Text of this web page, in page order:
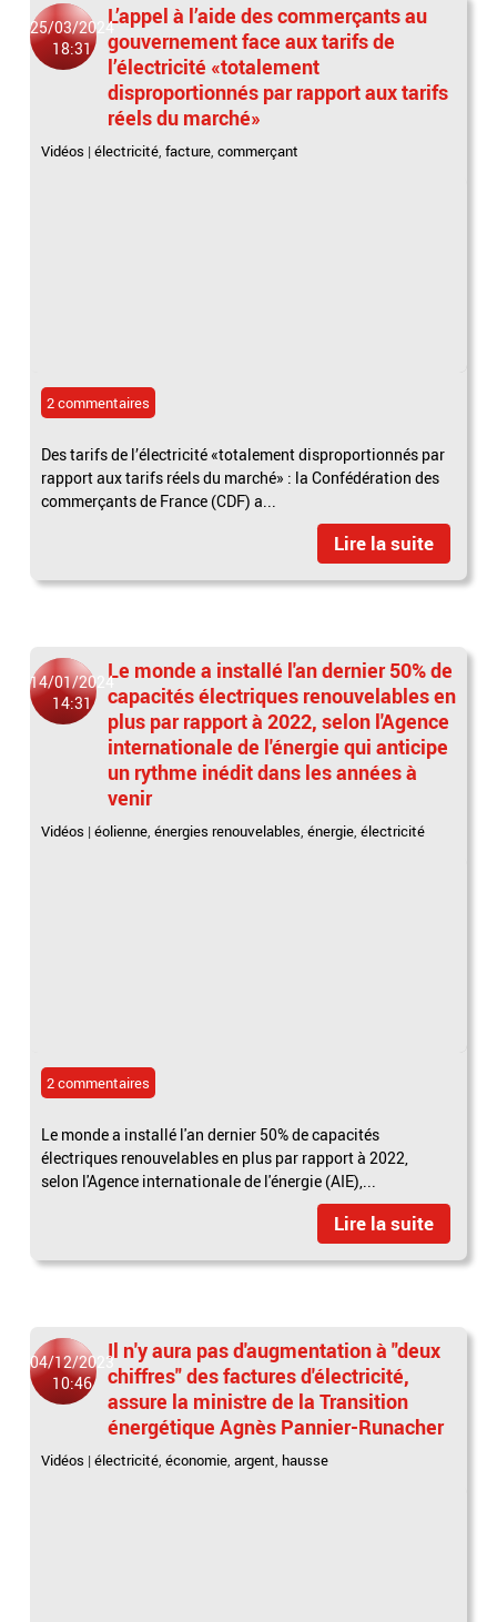
25/03/2024
18:31
L’appel à l’aide des commerçants au
gouvernement face aux tarifs de
l’électricité «totalement
disproportionnés par rapport aux tarifs
réels du marché»
Vidéos |électricité,facture,commerçant
2 commentaires
Des tarifs de l’électricité «totalement disproportionnés par
rapport aux tarifs réels du marché» : la Confédération des
commerçants de France (CDF) a...
Lire la suite
14/01/2024
14:31
Le monde a installé l'an dernier 50% de
capacités électriques renouvelables en
plus par rapport à 2022, selon l'Agence
internationale de l'énergie qui anticipe
un rythme inédit dans les années à
venir
Vidéos |éolienne,énergies renouvelables,énergie,électricité
2 commentaires
Le monde a installé l'an dernier 50% de capacités
électriques renouvelables en plus par rapport à 2022,
selon l'Agence internationale de l'énergie (AIE),...
Lire la suite
04/12/2023
10:46
Il n'y aura pas d'augmentation à "deux
chiffres" des factures d'électricité,
assure la ministre de la Transition
énergétique Agnès Pannier-Runacher
Vidéos |électricité,économie,argent, hausse